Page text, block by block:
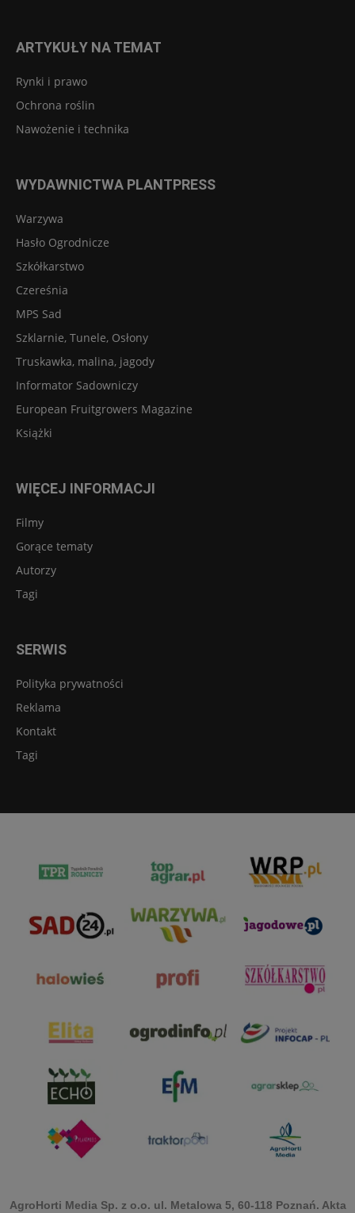
ARTYKUŁY NA TEMAT
Rynki i prawo
Ochrona roślin
Nawożenie i technika
WYDAWNICTWA PLANTPRESS
Warzywa
Hasło Ogrodnicze
Szkółkarstwo
Czereśnia
MPS Sad
Szklarnie, Tunele, Osłony
Truskawka, malina, jagody
Informator Sadowniczy
European Fruitgrowers Magazine
Książki
WIĘCEJ INFORMACJI
Filmy
Gorące tematy
Autorzy
Tagi
SERWIS
Polityka prywatności
Reklama
Kontakt
Tagi
AgroHorti Media Sp. z o.o. ul. Metalowa 5, 60-118 Poznań. Akta